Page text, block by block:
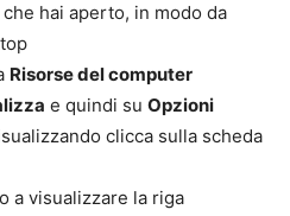
hai aperto, in modo da
Risorse del computer
e quindi su Opzioni
clicca sulla scheda
a visualizzare la riga